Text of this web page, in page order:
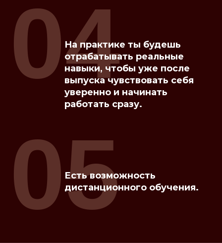
На практике ты будешь
отрабатывать реальные
навыки, чтобы уже после
выпуска чувствовать себя
уверенно и начинать
работать сразу.
04
Есть возможность
дистанционного обучения.
05